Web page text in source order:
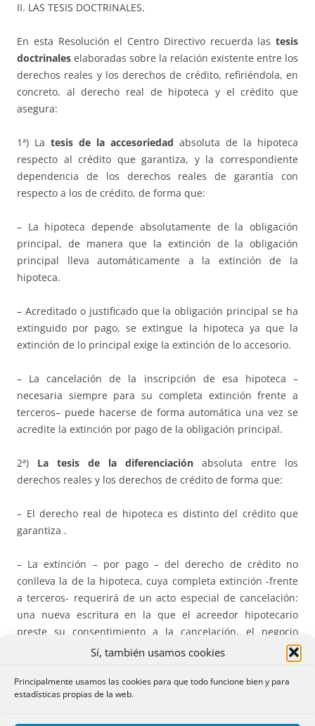
Sí, también usamos cookies
Principalmente usamos las cookies para que todo funcione bien y para
estadísticas propias de la web.
II. LAS TESIS DOCTRINALES.
En esta Resolución el Centro Directivo recuerda las tesis
doctrinales elaboradas sobre la relación existente entre los
derechos reales y los derechos de crédito, refiriéndola, en
concreto, al derecho real de hipoteca y el crédito que
asegura:
1ª) La tesis de la accesoriedad absoluta de la hipoteca
respecto al crédito que garantiza, y la correspondiente
dependencia de los derechos reales de garantía con
respecto a los de crédito, de forma que:
– La hipoteca depende absolutamente de la obligación
principal, de manera que la extinción de la obligación
principal lleva automáticamente a la extinción de la
hipoteca.
– Acreditado o justificado que la obligación principal se ha
extinguido por pago, se extingue la hipoteca ya que la
extinción de lo principal exige la extinción de lo accesorio.
– La cancelación de la inscripción de esa hipoteca –
necesaria siempre para su completa extinción frente a
terceros– puede hacerse de forma automática una vez se
acredite la extinción por pago de la obligación principal.
2ª) La tesis de la diferenciación absoluta entre los
derechos reales y los derechos de crédito de forma que:
– El derecho real de hipoteca es distinto del crédito que
garantiza .
– La extinción – por pago – del derecho de crédito no
conlleva la de la hipoteca, cuya completa extinción -frente
a terceros- requerirá de un acto especial de cancelación:
una nueva escritura en la que el acreedor hipotecario
preste su consentimiento a la cancelación, el negocio
III. LOS PRECEPTOS LEGALES.